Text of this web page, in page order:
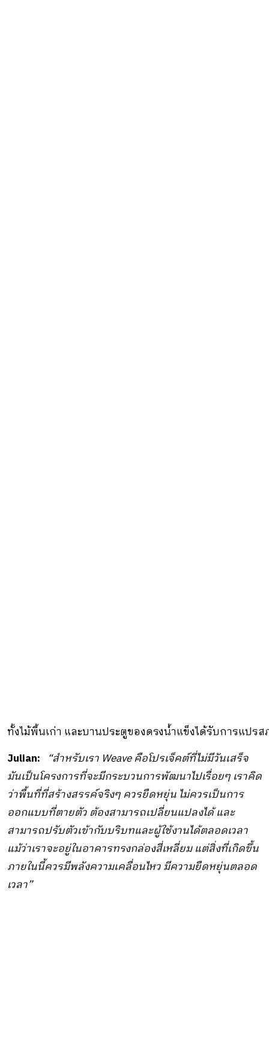
ทั้งไม้พื้นเก่า และบานประตูของดรงน้ำแข็งได้รับการแป
Julian: “สำหรับเรา Weave คือโปรเจ็คต์ที่ไม่มีวันเสร็จ
มันเป็นโครงการที่จะมีกระบวนการพัฒนาไปเรื่อยๆ เราคิด
ว่าพื้นที่ที่สร้างสรรค์จริงๆ ควรยืดหยุ่น ไม่ควรเป็นการ
ออกแบบที่ตายตัว ต้องสามารถเปลี่ยนแปลงได้ และ
สามารถปรับตัวเข้ากับบริบทและผู้ใช้งานได้ตลอดเวลา
แม้ว่าเราจะอยู่ในอาคารทรงกล่องสี่เหลี่ยม แต่สิ่งที่เกิดขึ้น
ภายในนี้ควรมีพลังความเคลื่อนไหว มีความยืดหยุ่นตลอด
เวลา”